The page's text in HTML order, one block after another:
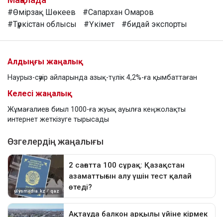
#Өмірзақ Шөкеев
#Сапархан Омаров
#Түркістан облысы
#Үкімет #бидай экспорты
Алдыңғы жаңалық
Наурыз-сәуір айларында азық-түлік 4,2%-ға қымбаттаған
Келесі жаңалық
Жұмағалиев биыл 1000-ға жуық ауылға кеңжолақты
интернет жеткізуге тырысады